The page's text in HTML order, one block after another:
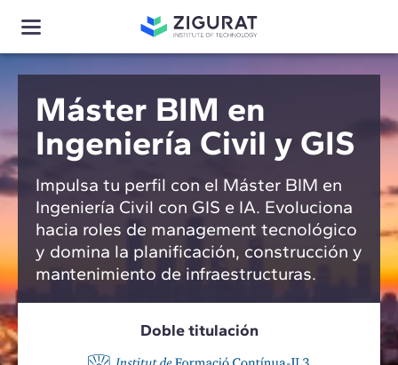
Máster BIM en
Ingeniería Civil y GIS
Impulsa tu perfil con el Máster BIM en
Ingeniería Civil con GIS e IA. Evoluciona
hacia roles de management tecnológico
y domina la planificación, construcción y
mantenimiento de infraestructuras.
Doble titulación